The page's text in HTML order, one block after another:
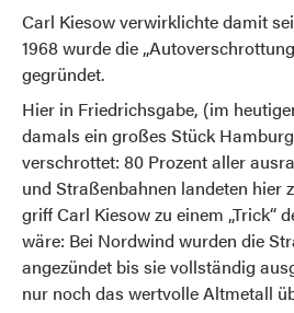
Carl Kiesow verwirklichte damit
1968 wurde die
gegründet.
Hier in Friedrichsgabe, (im
damals ein großes Stück
verschrottet: 80 Prozent aller
und Straßenbahnen landeten hier
griff Carl Kiesow zu einem „Trick“
wäre: Bei Nordwind wurden die
angezündet bis sie vollständig
nur noch das wertvolle Altmetall